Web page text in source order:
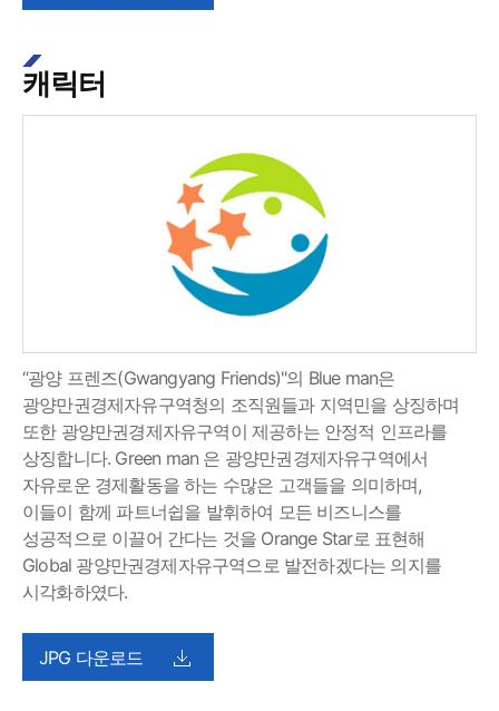
캐릭터
“광양 프렌즈(Gwangyang Friends)"의 Blue man은
광양만권경제자유구역청의 조직원들과 지역민을 상징하며
또한 광양만권경제자유구역이 제공하는 안정적 인프라를
상징합니다. Green man 은 광양만권경제자유구역에서
자유로운 경제활동을 하는 수많은 고객들을 의미하며,
이들이 함께 파트너쉽을 발휘하여 모든 비즈니스를
성공적으로 이끌어 간다는 것을 Orange Star로 표현해
Global 광양만권경제자유구역으로 발전하겠다는 의지를
시각화하였다.
JPG 다운로드